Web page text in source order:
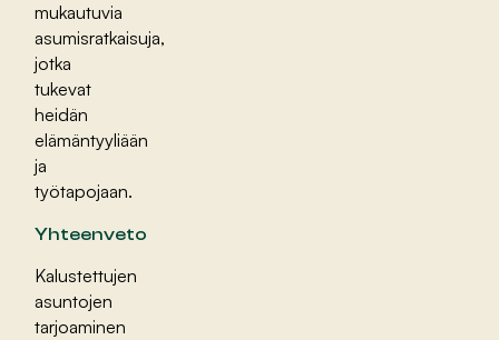
mukautuvia
asumisratkaisuja,
jotka
tukevat
heidän
elämäntyyliään
ja
työtapojaan.
Yhteenveto
Kalustettujen
asuntojen
tarjoaminen